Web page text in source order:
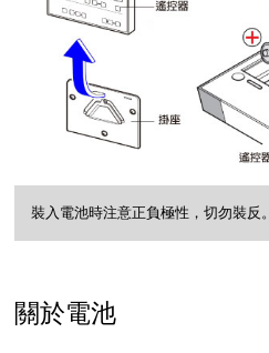
裝入電池時注意正負極性，切勿裝反。
關於電池